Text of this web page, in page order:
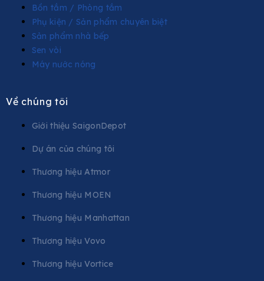
Bồn tắm / Phòng tắm
Phụ kiện / Sản phẩm chuyên biệt
Sản phẩm nhà bếp
Sen vòi
Máy nước nóng
Về chúng tôi
Giới thiệu SaigonDepot
Dự án của chúng tôi
Thương hiệu Atmor
Thương hiệu MOEN
Thương hiệu Manhattan
Thương hiệu Vovo
Thương hiệu Vortice